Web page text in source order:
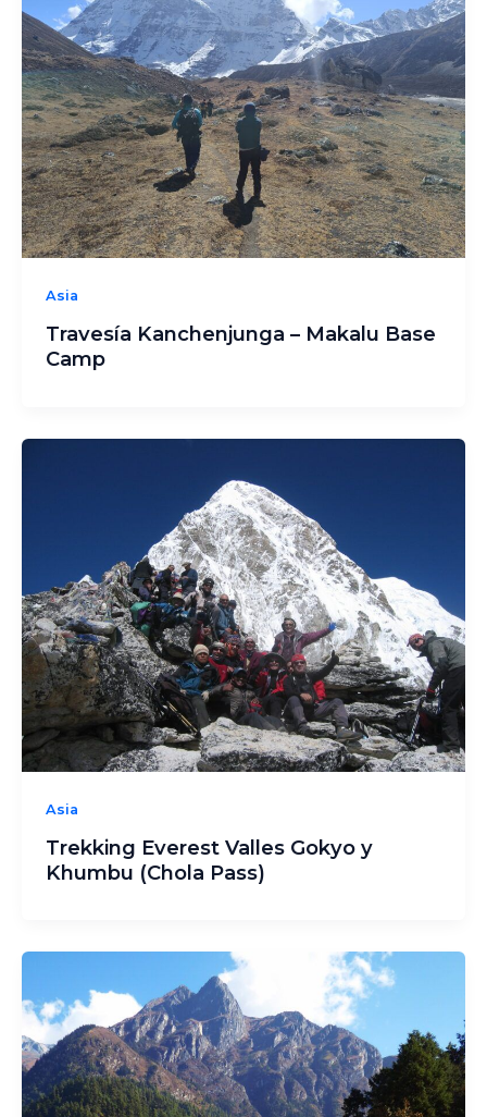
Asia
Travesía Kanchenjunga – Makalu Base
Camp
Asia
Trekking Everest Valles Gokyo y
Khumbu (Chola Pass)